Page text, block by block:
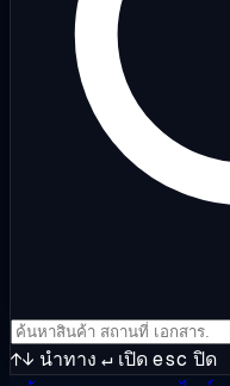
↑↓ นำทาง ↵ เปิดesc ปิด